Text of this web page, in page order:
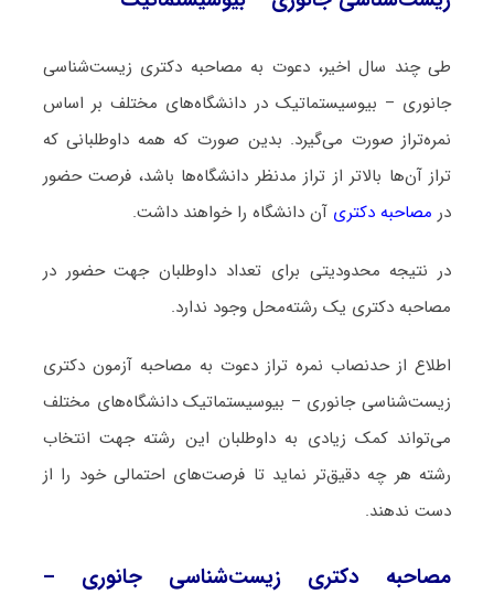
طی چند سال اخیر، دعوت به مصاحبه دکتری زیست‌شناسی
جانوری – بیوسیستماتیک در دانشگاه‌های مختلف بر اساس
نمره‌تراز صورت می‌گیرد. بدین صورت که همه داوطلبانی که
تراز آن‌ها بالاتر از تراز مدنظر دانشگاه‌ها باشد، فرصت حضور
در مصاحبه دکتری آن دانشگاه را خواهند داشت.
در نتیجه محدودیتی برای تعداد داوطلبان جهت حضور در
مصاحبه دکتری یک رشته‌محل وجود ندارد.
اطلاع از حدنصاب نمره تراز دعوت به مصاحبه آزمون دکتری
زیست‌شناسی جانوری – بیوسیستماتیک دانشگاه‌های مختلف
می‌تواند کمک زیادی به داوطلبان این رشته جهت انتخاب
رشته هر چه دقیق‌تر نماید تا فرصت‌های احتمالی خود را از
دست ندهند.
مصاحبه دکتری زیست‌شناسی جانوری –